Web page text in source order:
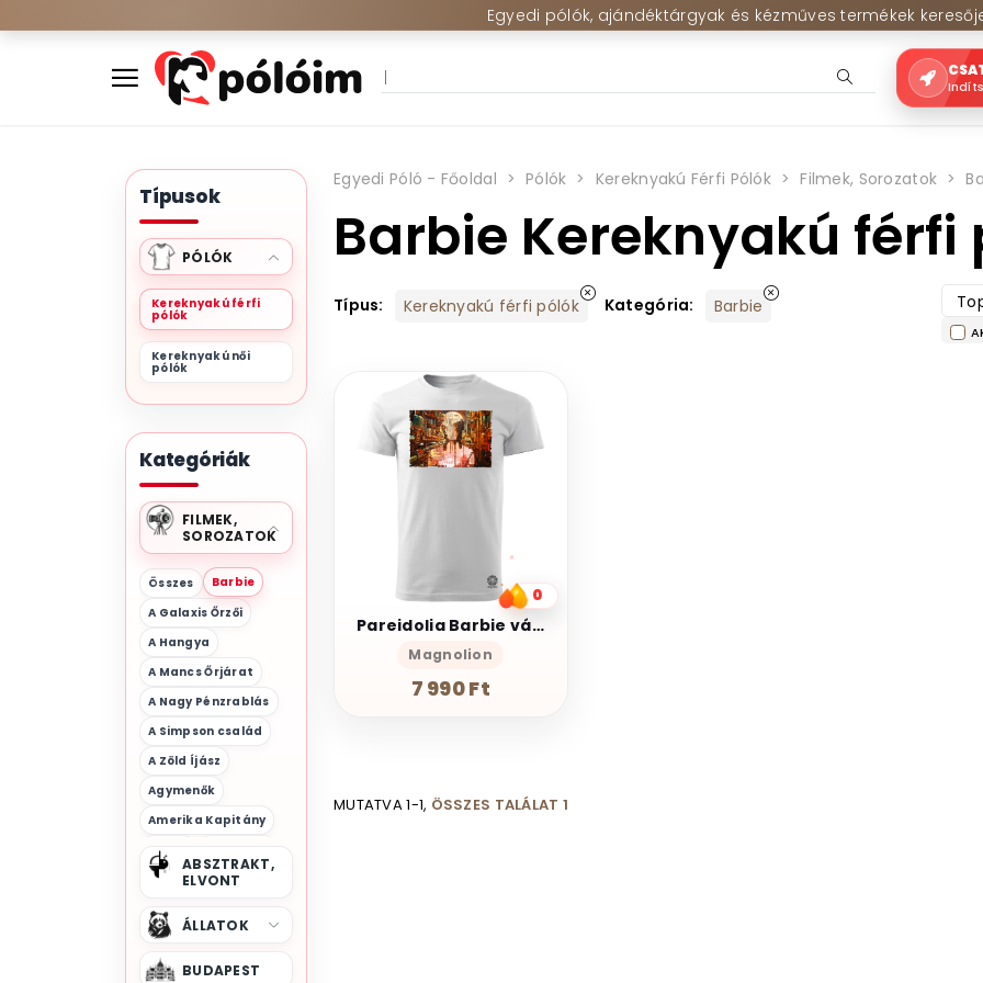
Egyedi pólók, ajándéktárgyak és kézműves termékek
Típusok
PÓLÓK
Kereknyakú férfi
pólók
Kereknyakú női
pólók
Kategóriák
FILMEK,
SOROZATOK
Összes
Barbie
A Galaxis Őrzői
A Hangya
A Mancs Őrjárat
A Nagy Pénzrablás
A Simpson család
A Zöld Íjász
Agymenők
Amerika Kapitány
Anime
Arcane
Archive 81
Az Igazság Ligája
Az Oroszlánkirály
Barbenheimer
ABSZTRAKT,
ELVONT
ÁLLATOK
BUDAPEST
Egyedi Póló - Főoldal Pólók Kereknyakú Férfi Pólók Filmek, Sorozatok
Barbie Kereknyakú férfi
Típus: Kereknyakú férfi pólók Kategória: Barbie
0
Pareidolia Barbie város fantázia v1
Magnolion
7 990 Ft
MUTATVA 1-1, ÖSSZES TALÁLAT 1